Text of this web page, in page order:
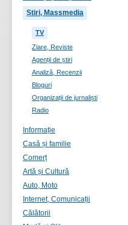
Știri, Massmedia
TV
Ziare, Reviste
Agenții de știri
Analiză, Recenzii
Bloguri
Organizații de jurnaliști
Radio
Informație
Casă și familie
Comerț
Artă și Cultură
Auto, Moto
Internet, Comunicații
Călătorii